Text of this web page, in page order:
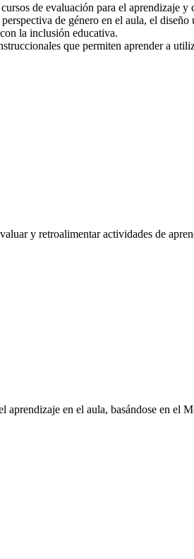
de evaluación para el aprendizaje y
de género en el aula, el
la inclusión educativa.
que permiten aprender a
y retroalimentar actividades de
en el aula, basándose en